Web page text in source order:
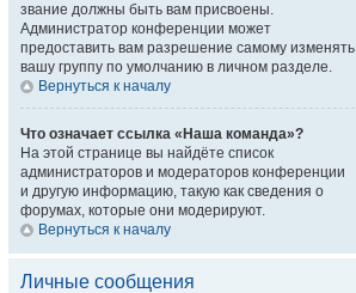
звание должны быть вам присвоены.
Администратор конференции может
предоставить вам разрешение самому изменять
вашу группу по умолчанию в личном разделе.
Вернуться к началу
Что означает ссылка «Наша команда»?
На этой странице вы найдёте список
администраторов и модераторов конференции
и другую информацию, такую как сведения о
форумах, которые они модерируют.
Вернуться к началу
Личные сообщения